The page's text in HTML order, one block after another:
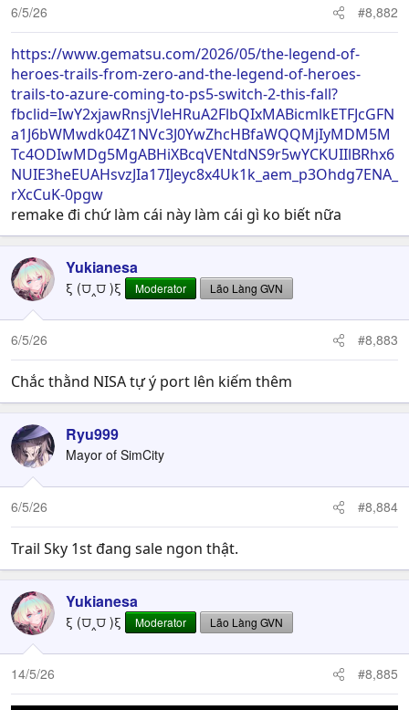
n
6/5/26 #8,882
https://www.gematsu.com/2026/05/the-legend-of-
heroes-trails-from-zero-and-the-legend-of-heroes-
trails-to-azure-coming-to-ps5-switch-2-this-fall?
fbclid=IwY2xjawRnsjVleHRuA2FlbQIxMABicmlkETFJcGFN
a1J6bWMwdk04Z1NVc3J0YwZhcHBfaWQQMjIyMDM5M
Tc4ODIwMDg5MgABHiXBcqVENtdNS9r5wYCKUIIlBRhx6
NUIE3heEUAHsvzJIa17IJeyc8x4Uk1k_aem_p3Ohdg7ENA_
rXcCuK-0pgw
remake đi chứ làm cái này làm cái gì ko biết nữa
Yukianesa
ξ (⩌‸⩌ )ξ Moderator Lão Làng GVN
6/5/26 #8,883
Chắc thằnd NISA tự ý port lên kiếm thêm
Ryu999
Mayor of SimCity
6/5/26 #8,884
Trail Sky 1st đang sale ngon thật.
Yukianesa
ξ (⩌‸⩌ )ξ Moderator Lão Làng GVN
14/5/26 #8,885